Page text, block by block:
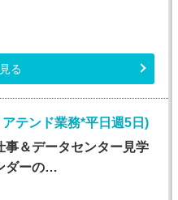
る
テンド業務*平日週5日)
事＆データセンター見学
ダーの…